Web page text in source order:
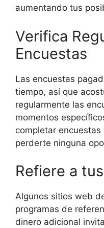
aumentando tus
Verifica
Encuestas
Las encuestas
tiempo, así que
regularmente las
momentos
completar
perderte ninguna
Refiere a
Algunos sitios web
programas de
dinero adicional